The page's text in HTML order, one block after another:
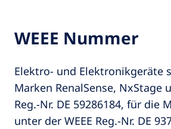
WEEE Nummer
Elektro- und Elektronikgeräte
Marken RenalSense, NxStage
Reg.-Nr. DE 59286184, für die
unter der WEEE Reg.-Nr. DE